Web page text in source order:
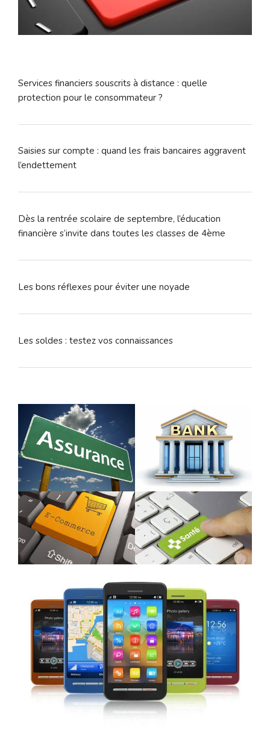
Services financiers souscrits à distance : quelle
protection pour le consommateur ?
Saisies sur compte : quand les frais bancaires aggravent
l’endettement
Dès la rentrée scolaire de septembre, l’éducation
financière s’invite dans toutes les classes de 4ème
Les bons réflexes pour éviter une noyade
Les soldes : testez vos connaissances